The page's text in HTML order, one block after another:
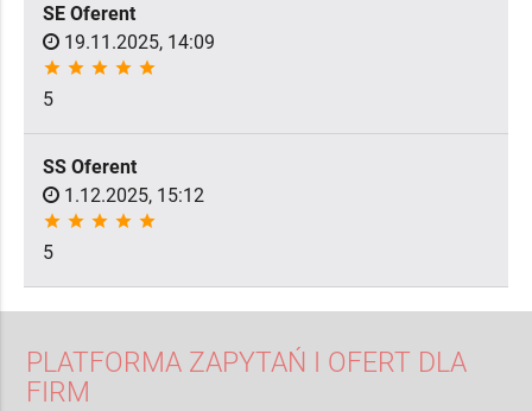
SE Oferent
19.11.2025, 14:09
star star star star star
5
SS Oferent
1.12.2025, 15:12
star star star star star
5
PLATFORMA ZAPYTAŃ I OFERT DLA
FIRM